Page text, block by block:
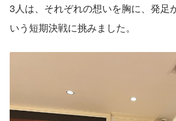
3人は、それぞれの想いを胸に、発足
いう短期決戦に挑みました。